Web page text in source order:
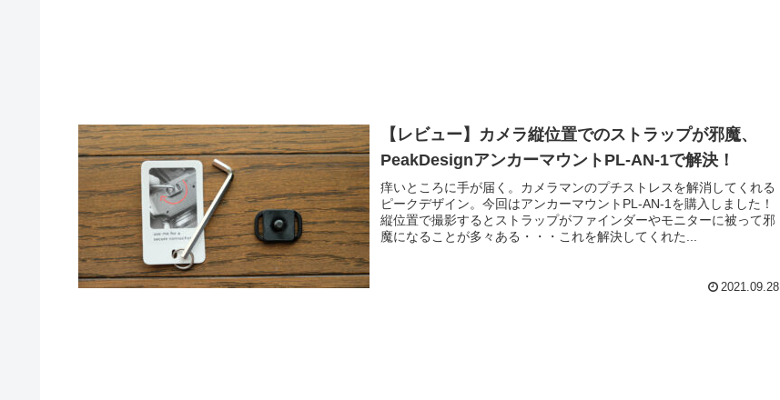
【レビュー】カメラ縦位置でのストラップが邪魔、
PeakDesignアンカーマウントPL-AN-1で解決！
痒いところに手が届く。カメラマンのプチストレスを解消してくれる
ピークデザイン。今回はアンカーマウントPL-AN-1を購入しました！
縦位置で撮影するとストラップがファインダーやモニターに被って邪
魔になることが多々ある・・・これを解決してくれた...
2021.09.28